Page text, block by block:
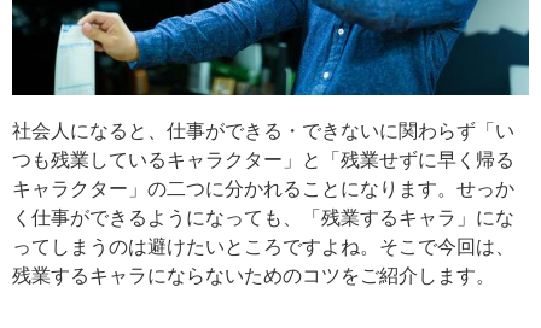
社会人になると、仕事ができる・できないに関わらず「い
つも残業しているキャラクター」と「残業せずに早く帰る
キャラクター」の二つに分かれることになります。せっか
く仕事ができるようになっても、「残業するキャラ」にな
ってしまうのは避けたいところですよね。そこで今回は、
残業するキャラにならないためのコツをご紹介します。